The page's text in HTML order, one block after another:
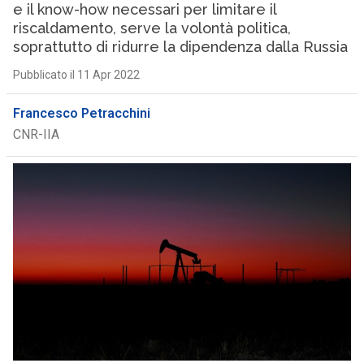
e il know-how necessari per limitare il
riscaldamento, serve la volontà politica,
soprattutto di ridurre la dipendenza dalla Russia
Pubblicato il 11 Apr 2022
Francesco Petracchini
CNR-IIA